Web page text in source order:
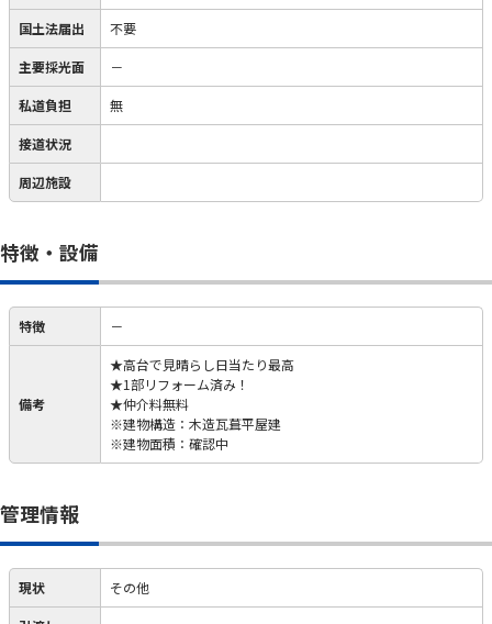
国土法届出 不要
主要採光面 －
私道負担 無
接道状況
周辺施設
特徴・設備
特徴 －
備考
★高台で見晴らし日当たり最高
★1部リフォーム済み！
★仲介料無料
※建物構造：木造瓦葺平屋建
※建物面積：確認中
管理情報
現状 その他